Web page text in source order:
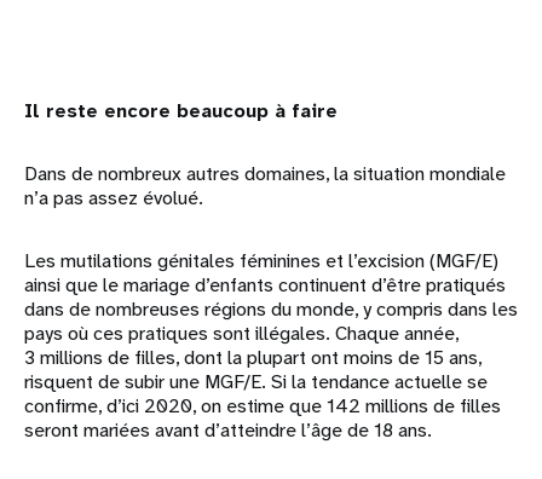
Il reste encore beaucoup à faire
Dans de nombreux autres domaines, la situation mondiale
n’a pas assez évolué.
Les mutilations génitales féminines et l’excision (MGF/E)
ainsi que le mariage d’enfants continuent d’être pratiqués
dans de nombreuses régions du monde, y compris dans les
pays où ces pratiques sont illégales. Chaque année,
3 millions de filles, dont la plupart ont moins de 15 ans,
risquent de subir une MGF/E. Si la tendance actuelle se
confirme, d’ici 2020, on estime que 142 millions de filles
seront mariées avant d’atteindre l’âge de 18 ans.